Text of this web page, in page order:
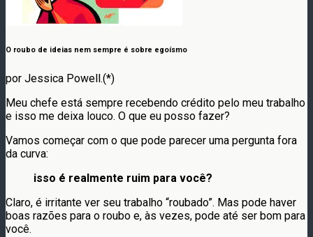
O roubo de ideias nem sempre é sobre egoísmo
por Jessica Powell.(*)
Meu chefe está sempre recebendo crédito pelo meu trabalho
e isso me deixa louco. O que eu posso fazer?
Vamos começar com o que pode parecer uma pergunta fora
da curva:
isso é realmente ruim para você?
Claro, é irritante ver seu trabalho “roubado”. Mas pode haver
boas razões para o roubo e, às vezes, pode até ser bom para
você.